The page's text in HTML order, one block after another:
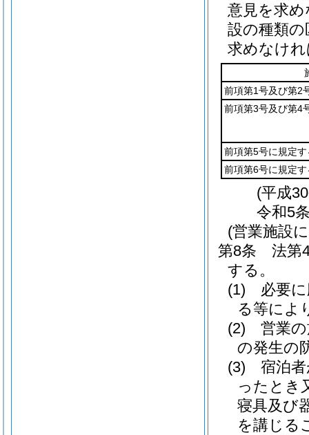
意見を求
設の種類
求めなけ
前項第1号及び第2
前項第3号及び第4
前項第5号に規定す
前項第6号に規定す
(平成
令和5
(営業施設
第8条
法第
する。
(1)
必要
る等によ
(2)
営業
の発生の
(3)
宿泊
ったとき
寝具及び
を講じる